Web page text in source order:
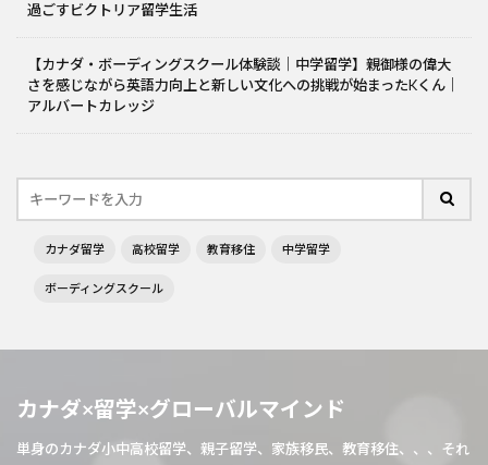
過ごすビクトリア留学生活
【カナダ・ボーディングスクール体験談｜中学留学】親御様の偉大
さを感じながら英語力向上と新しい文化への挑戦が始まったKくん｜
アルバートカレッジ
カナダ留学 高校留学 教育移住 中学留学
ボーディングスクール
カナダ×留学×グローバルマインド
単身のカナダ小中高校留学、親子留学、家族移民、教育移住、、、それ